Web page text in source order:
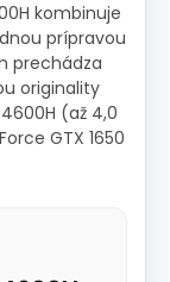
kombinuje
prípravou
prechádza
originality
(až 4,0
GTX 1650